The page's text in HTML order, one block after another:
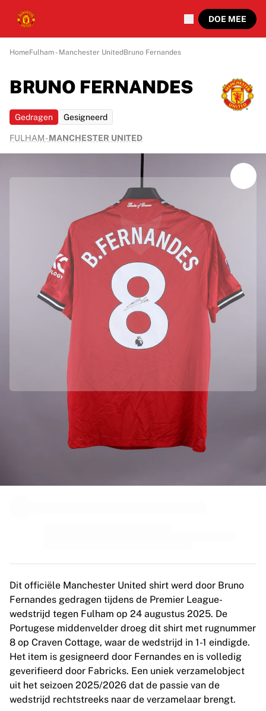
DOE MEE
HomeFulham - Manchester UnitedBruno Fernandes
BRUNO FERNANDES
Gedragen Gesigneerd
FULHAM-MANCHESTER UNITED
Officiële samenwerking met Manchester United
We hebben dit product rechtstreeks bij Manchester United opgehaald
om de echtheid ervan te garanderen.
Dit officiële Manchester United shirt werd door Bruno
Fernandes gedragen tijdens de Premier League-
wedstrijd tegen Fulham op 24 augustus 2025. De
Portugese middenvelder droeg dit shirt met rugnummer
8 op Craven Cottage, waar de wedstrijd in 1-1 eindigde.
Het item is gesigneerd door Fernandes en is volledig
geverifieerd door Fabricks. Een uniek verzamelobject
uit het seizoen 2025/2026 dat de passie van de
wedstrijd rechtstreeks naar de verzamelaar brengt.